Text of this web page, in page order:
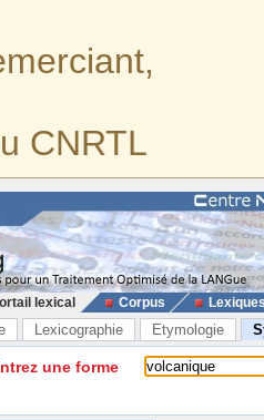
CNRTL
lexical Corpus
Lexicographie Etymologie
une forme